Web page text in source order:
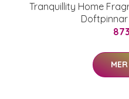
Tranquillity Home